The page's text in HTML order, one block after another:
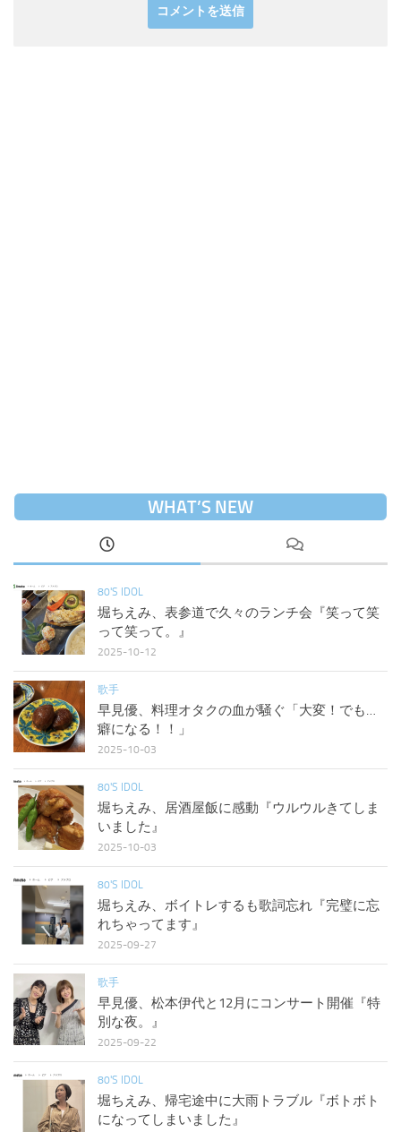
WHAT’S NEW
80'S IDOL
堀ちえみ、表参道で久々のランチ会『笑って笑
って笑って。』
2025-10-12
歌手
早見優、料理オタクの血が騒ぐ「大変！でも…
癖になる！！」
2025-10-03
80'S IDOL
堀ちえみ、居酒屋飯に感動『ウルウルきてしま
いました』
2025-10-03
80'S IDOL
堀ちえみ、ボイトレするも歌詞忘れ『完璧に忘
れちゃってます』
2025-09-27
歌手
早見優、松本伊代と12月にコンサート開催『特
別な夜。』
2025-09-22
80'S IDOL
堀ちえみ、帰宅途中に大雨トラブル『ボトボト
になってしまいました』